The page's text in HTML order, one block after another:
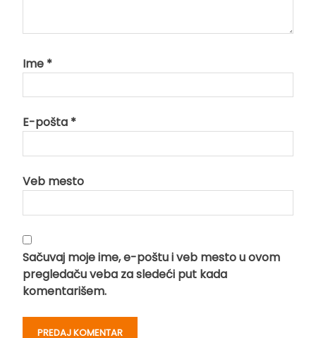
Ime *
E-pošta *
Veb mesto
Sačuvaj moje ime, e-poštu i veb mesto u ovom
pregledaču veba za sledeći put kada
komentarišem.